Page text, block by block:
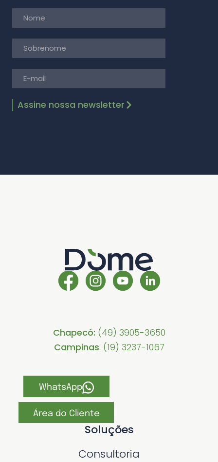
Assine nossa newsletter
WhatsApp
Área do Cliente
Chapecó: (49) 3905-3650
Campinas: (19) 3237-1067
Soluções
Consultoria